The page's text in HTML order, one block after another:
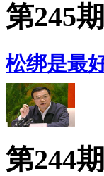
第245期
松绑是最
第244期